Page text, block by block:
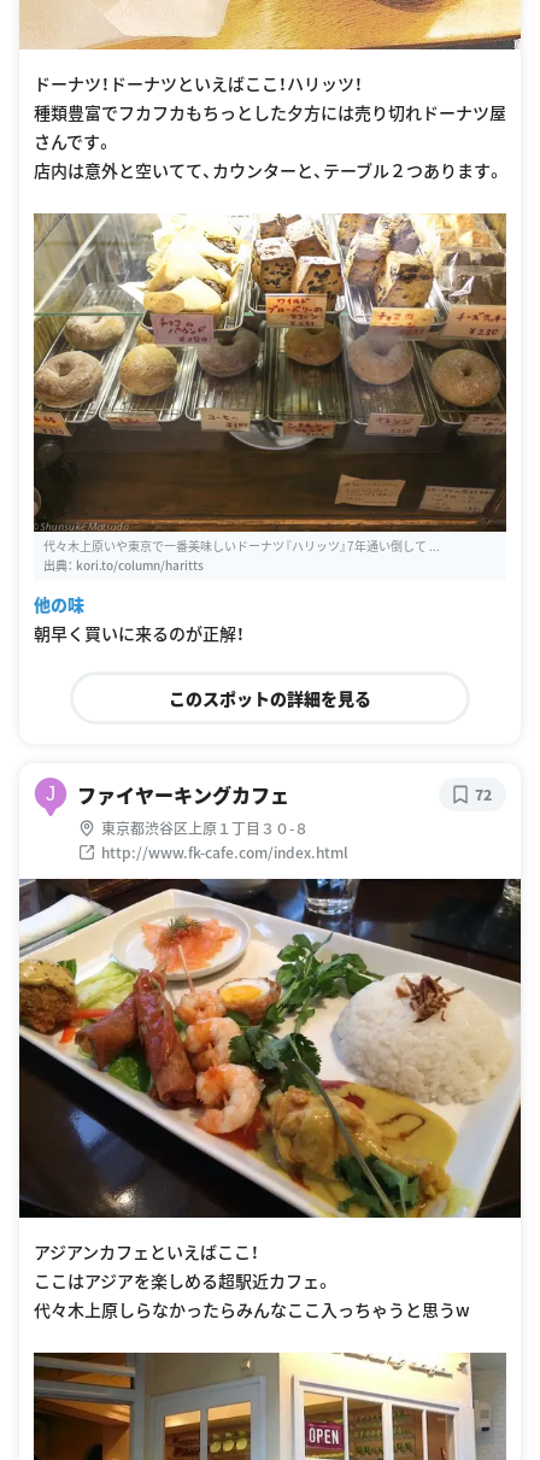
ドーナツ！ドーナツといえばここ！ハリッツ！
種類豊富でフカフカもちっとした夕方には売り切れドーナツ屋
さんです。
店内は意外と空いてて、カウンターと、テーブル２つあります。
代々木上原いや東京で一番美味しいドーナツ『ハリッツ』7年通い倒して ...
出典： kori.to/column/haritts
他の味
朝早く買いに来るのが正解！
このスポットの詳細を見る
J ファイヤーキングカフェ
東京都渋谷区上原１丁目３０-８
http://www.fk-cafe.com/index.html
72
アジアンカフェといえばここ！
ここはアジアを楽しめる超駅近カフェ。
代々木上原しらなかったらみんなここ入っちゃうと思うw